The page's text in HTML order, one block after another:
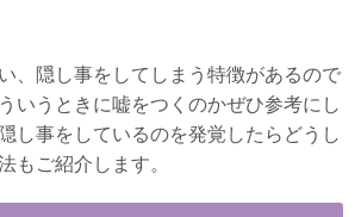
、隠し事をしてしまう特徴があるので
いうときに嘘をつくのかぜひ参考にし
し事をしているのを発覚したらどうし
もご紹介します。